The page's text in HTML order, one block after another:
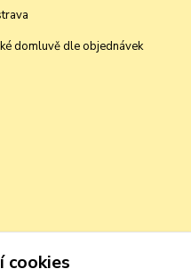
domluvě dle objednávek
cookies